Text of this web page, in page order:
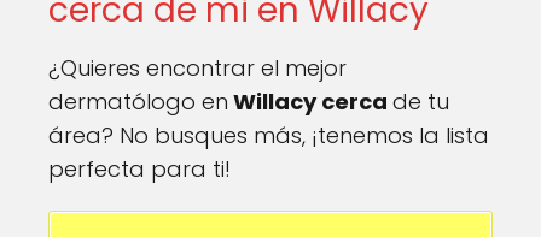
cerca de mi en Willacy
¿Quieres encontrar el mejor
dermatólogo en Willacy cerca de tu
área? No busques más, ¡tenemos la lista
perfecta para ti!